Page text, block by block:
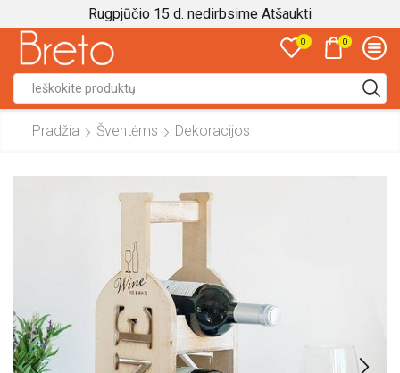
Rugpjūčio 15 d. nedirbsime Atšaukti
0 0
input
Pradžia Šventėms Dekoracijos